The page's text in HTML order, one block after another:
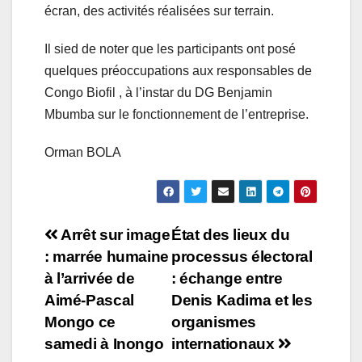
écran, des activités réalisées sur terrain.
Il sied de noter que les participants ont posé
quelques préoccupations aux responsables de
Congo Biofil , à l’instar du DG Benjamin
Mbumba sur le fonctionnement de l’entreprise.
Orman BOLA
Navigation
de
l’article
État des lieux du
processus électoral
: échange entre
Denis Kadima et les
organismes
internationaux
Arrêt sur image
: marrée humaine
à l’arrivée de
Aimé-Pascal
Mongo ce
samedi à Inongo